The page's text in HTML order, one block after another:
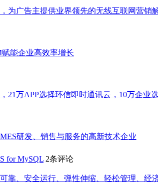
为广告主提供业界领先的无线互联网营销
能企业高效率增长
21万APP选择环信即时通讯云，10万企业
研发、销售与服务的高新技术企业
for MySQL 2条评论
靠、安全运行、弹性伸缩、轻松管理、经